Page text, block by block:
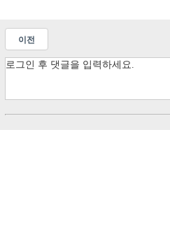
이전